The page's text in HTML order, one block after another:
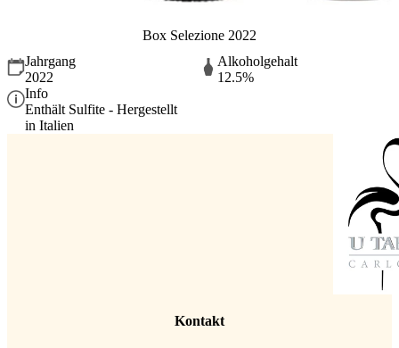
Box Selezione 2022
Jahrgang
2022
Alkoholgehalt
12.5%
Info
Enthält Sulfite - Hergestellt
in Italien
Kontakt